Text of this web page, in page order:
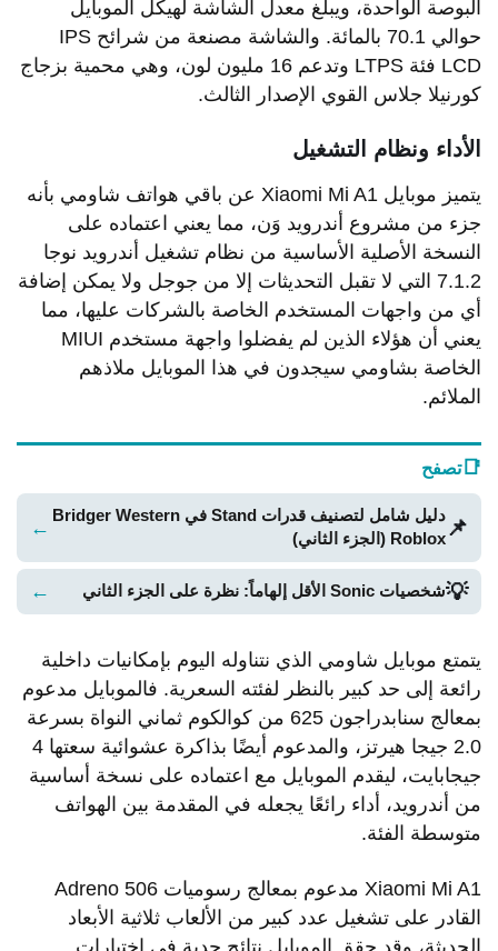
البوصة الواحدة، ويبلغ معدل الشاشة لهيكل الموبايل
حوالي 70.1 بالمائة. والشاشة مصنعة من شرائح IPS
LCD فئة LTPS وتدعم 16 مليون لون، وهي محمية بزجاج
كورنيلا جلاس القوي الإصدار الثالث.
الأداء ونظام التشغيل
يتميز موبايل Xiaomi Mi A1 عن باقي هواتف شاومي بأنه
جزء من مشروع أندرويد وَن، مما يعني اعتماده على
النسخة الأصلية الأساسية من نظام تشغيل أندرويد نوجا
7.1.2 التي لا تقبل التحديثات إلا من جوجل ولا يمكن إضافة
أي من واجهات المستخدم الخاصة بالشركات عليها، مما
يعني أن هؤلاء الذين لم يفضلوا واجهة مستخدم MIUI
الخاصة بشاومي سيجدون في هذا الموبايل ملاذهم
الملائم.
📑تصفح
📌
دليل شامل لتصنيف قدرات Stand في Bridger Western
Roblox (الجزء الثاني)
←
💡شخصيات Sonic الأقل إلهاماً: نظرة على الجزء الثاني ←
يتمتع موبايل شاومي الذي نتناوله اليوم بإمكانيات داخلية
رائعة إلى حد كبير بالنظر لفئته السعرية. فالموبايل مدعوم
بمعالج سنابدراجون 625 من كوالكوم ثماني النواة بسرعة
2.0 جيجا هيرتز، والمدعوم أيضًا بذاكرة عشوائية سعتها 4
جيجابايت، ليقدم الموبايل مع اعتماده على نسخة أساسية
من أندرويد، أداء رائعًا يجعله في المقدمة بين الهواتف
متوسطة الفئة.
Xiaomi Mi A1 مدعوم بمعالج رسوميات Adreno 506
القادر على تشغيل عدد كبير من الألعاب ثلاثية الأبعاد
الحديثة، وقد حقق الموبايل نتائج جدية في اختبارات